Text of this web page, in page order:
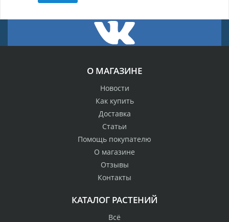
О МАГАЗИНЕ
Новости
Как купить
Доставка
Статьи
Помощь покупателю
О магазине
Отзывы
Контакты
КАТАЛОГ РАСТЕНИЙ
Всё